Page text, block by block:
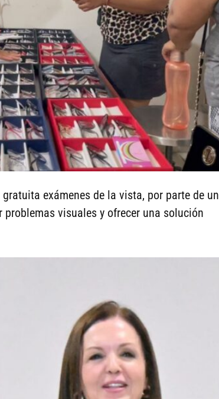
exámenes de la vista, por parte de un
visuales y ofrecer una solución